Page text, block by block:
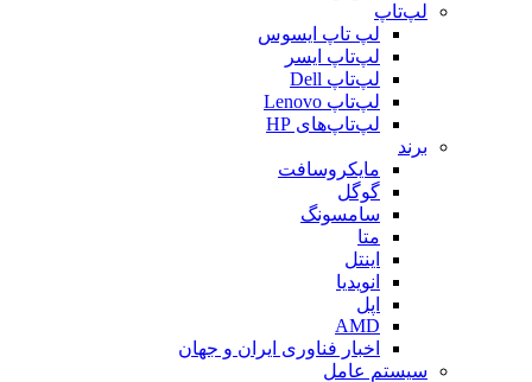
لپ‌تاپ
لپ تاپ ایسوس
لپ‌تاپ ایسر
لپ‌تاپ Dell
لپ‌تاپ Lenovo
لپ‌تاپ‌های HP
برند
مایکروسافت
گوگل
سامسونگ
متا
اینتل
انویدیا
اپل
AMD
اخبار فناوری ایران و جهان
سیستم عامل